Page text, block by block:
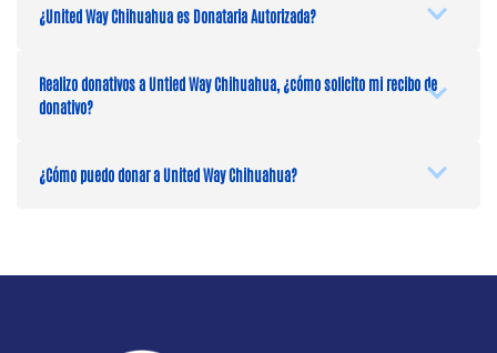
¿United Way Chihuahua es Donataria Autorizada?
Realizo donativos a Untied Way Chihuahua, ¿cómo solicito mi recibo de
donativo?
¿Cómo puedo donar a United Way Chihuahua?